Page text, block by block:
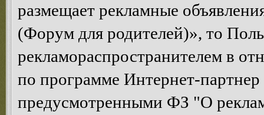
размещает рекламные
(Форум для родителей)», то
рекламораспространителем в
по программе Интернет-
предусмотренными ФЗ "О